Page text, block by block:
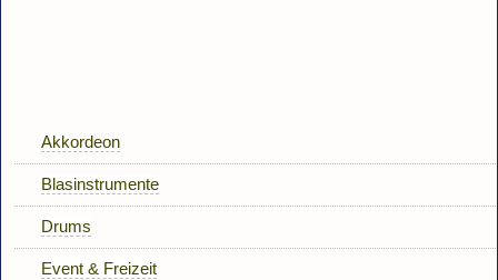
Akkordeon
Blasinstrumente
Drums
Event & Freizeit